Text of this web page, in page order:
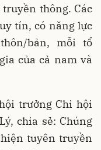
thông. Các
tín, có năng lực
bản, mỗi tổ
của cả nam và
trưởng Chi hội
chia sẻ: Chúng
tuyên truyền